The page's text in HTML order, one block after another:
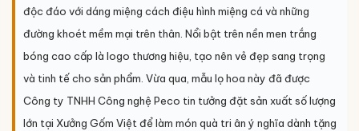
độc đáo với dáng miệng cách điệu hình miệng cá và những
đường khoét mềm mại trên thân. Nổi bật trên nền men trắng
bóng cao cấp là logo thương hiệu, tạo nên vẻ đẹp sang trọng
và tinh tế cho sản phẩm. Vừa qua, mẫu lọ hoa này đã được
Công ty TNHH Công nghệ Peco tin tưởng đặt sản xuất số lượng
lớn tại Xưởng Gốm Việt để làm món quà tri ân ý nghĩa dành tặng